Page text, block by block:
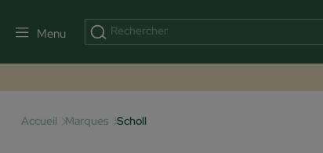
Menu
Accueil Marques Scholl